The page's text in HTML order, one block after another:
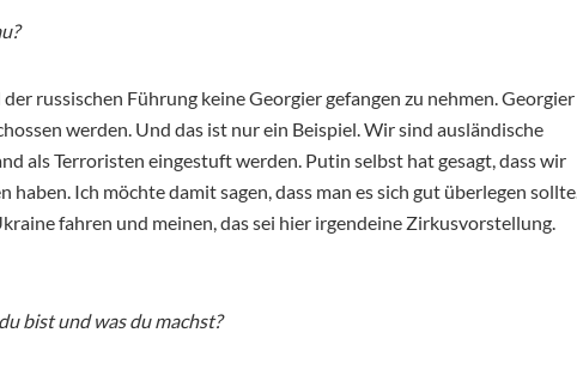
russischen Führung keine Georgier gefangen zu nehmen. Georgier
werden. Und das ist nur ein Beispiel. Wir sind ausländische
als Terroristen eingestuft werden. Putin selbst hat gesagt, dass wir
haben. Ich möchte damit sagen, dass man es sich gut überlegen sollte.
fahren und meinen, das sei hier irgendeine Zirkusvorstellung.
bist und was du machst?